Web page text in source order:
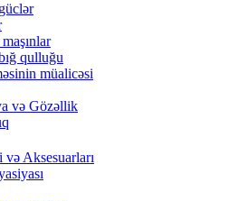
qulluğu
müalicəsi
və Gözəllik
və Aksesuarları